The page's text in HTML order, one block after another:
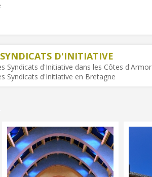
D'INITIATIVE
Syndicats d'Initiative dans les Côtes d'Armor
Syndicats d'Initiative en Bretagne